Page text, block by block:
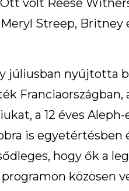
volt Reese
Streep, Britney
júliusban nyújtotta
Franciaországban,
a 12 éves Aleph-
is egyetértésben
hogy ők a
közösen